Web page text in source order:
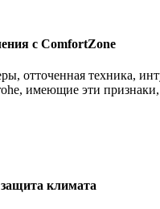
с ComfortZone
отточенная техника,
имеющие эти
климата